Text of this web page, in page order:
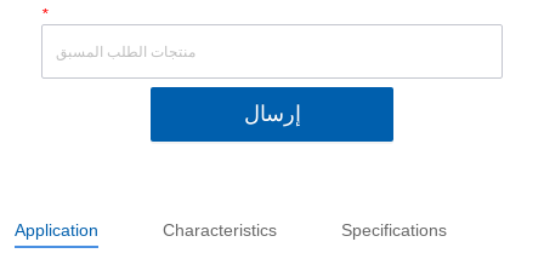
*
إرسال
Application Characteristics Specifications